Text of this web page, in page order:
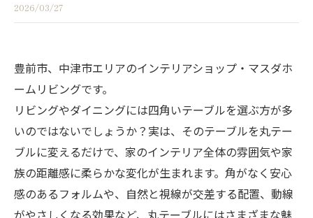
2026/03/27
豊前市、中津市エリアのインテリアショップ・マスダホ
ームリビングです。
リビングやダイニングには四角いテーブルを選ぶ方が多
いのではないでしょうか？実は、そのテーブルを丸テー
ブルに変えるだけで、家のインテリア全体の雰囲気や家
族の距離感に柔らかな変化が生まれます。角がなく安心
感のあるフォルムや、自然と視線が交差する配置、動線
がやさしくなる効果など、丸テーブルにはさまざまな魅